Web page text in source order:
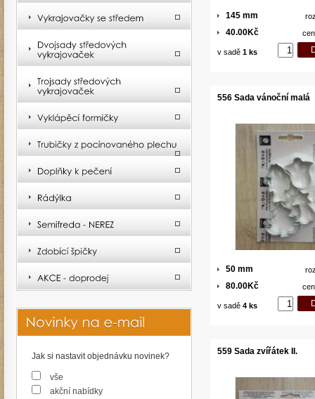
145 mm
40.00Kč
v sadě 1 ks
556 Sada vánoční malá
50 mm
80.00Kč
v sadě 4 ks
559 Sada zvířátek II.
Jak si nastavit objednávku novinek?
vše
akční nabídky